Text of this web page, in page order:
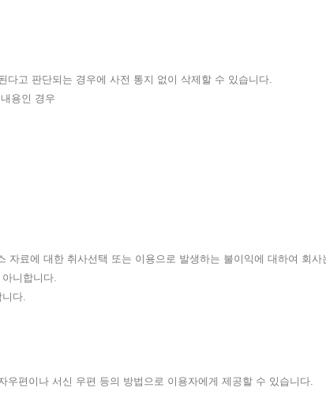
고 판단되는 경우에 사전 통지 없이 삭제할 수 있습니다.
용인 경우
료에 대한 취사선택 또는 이용으로 발생하는 불이익에 대하여 회
니합니다.
다.
편이나 서신 우편 등의 방법으로 이용자에게 제공할 수 있습니다.